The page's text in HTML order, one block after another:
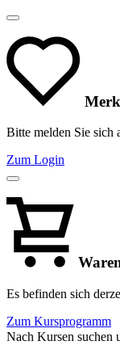
Bitte melden Sie sich
Zum Login
Es befinden sich
Zum Kursprogramm
Nach Kursen suchen